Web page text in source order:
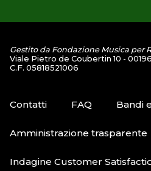
Gestito da Fondazione Musica per
Viale Pietro de Coubertin 10 -
C.F. 05818521006
Contatti FAQ Bandi
Amministrazione trasparente
Indagine Customer